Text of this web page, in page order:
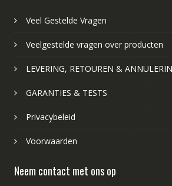
Veel Gestelde Vragen
Veelgestelde vragen over producten
LEVERING, RETOUREN &
GARANTIES & TESTS
Privacybeleid
Voorwaarden
Neem contact met ons op